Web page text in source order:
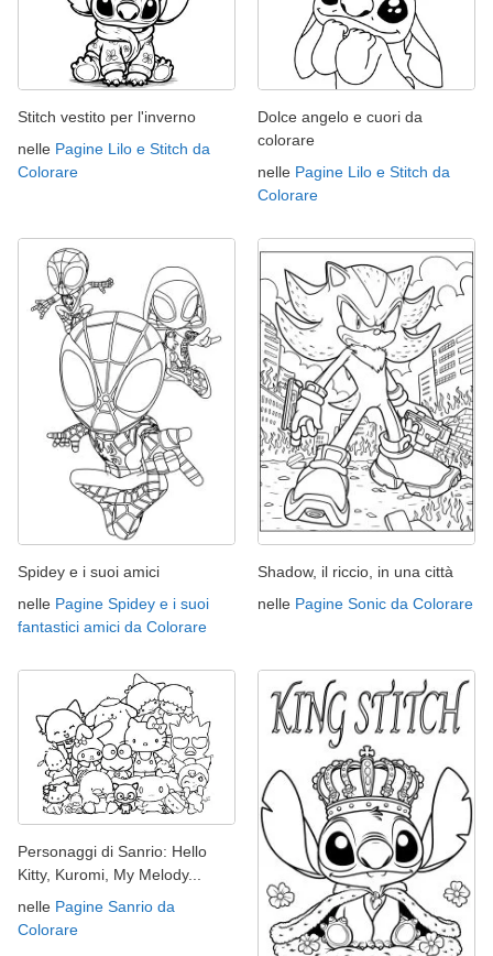
Stitch vestito per l'inverno
nelle Pagine Lilo e Stitch da
Colorare
Dolce angelo e cuori da
colorare
nelle Pagine Lilo e Stitch da
Colorare
Spidey e i suoi amici
nelle Pagine Spidey e i suoi
fantastici amici da Colorare
Shadow, il riccio, in una città
nelle Pagine Sonic da Colorare
Personaggi di Sanrio: Hello
Kitty, Kuromi, My Melody...
nelle Pagine Sanrio da
Colorare